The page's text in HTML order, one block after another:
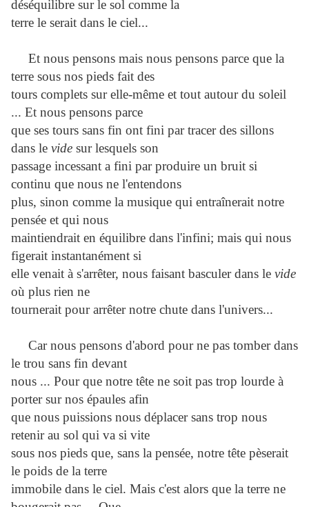
déséquilibre sur le sol comme la
terre le serait dans le ciel...
Et nous pensons mais nous pensons parce que la
terre sous nos pieds fait des
tours complets sur elle-même et tout autour du soleil
... Et nous pensons parce
que ses tours sans fin ont fini par tracer des sillons
dans le vide sur lesquels son
passage incessant a fini par produire un bruit si
continu que nous ne l'entendons
plus, sinon comme la musique qui entraînerait notre
pensée et qui nous
maintiendrait en équilibre dans l'infini; mais qui nous
figerait instantanément si
elle venait à s'arrêter, nous faisant basculer dans le vide
où plus rien ne
tournerait pour arrêter notre chute dans l'univers...
Car nous pensons d'abord pour ne pas tomber dans
le trou sans fin devant
nous ... Pour que notre tête ne soit pas trop lourde à
porter sur nos épaules afin
que nous puissions nous déplacer sans trop nous
retenir au sol qui va si vite
sous nos pieds que, sans la pensée, notre tête pèserait
le poids de la terre
immobile dans le ciel. Mais c'est alors que la terre ne